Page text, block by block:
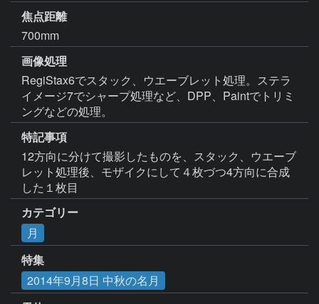
焦点距離
700mm
画像処理
RegiStax6でスタック、ウエーブレット処理。ステラ
イメージ7でシャープ処理など、DPP、Paintでトリミ
ングなどの処理。
特記事項
12方向に分けて撮影したものを、スタック、ウエーブ
レット処理後、モザイクにして４枚づつ4方向に合成
した１枚目
カテゴリー
月
特集
2014年9月8日 中秋の名月